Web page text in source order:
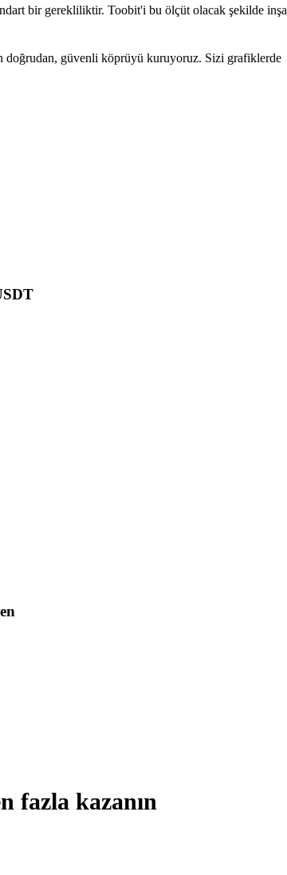
bir gerekliliktir. Toobit'i bu ölçüt olacak şekilde inşa
doğrudan, güvenli köprüyü kuruyoruz. Sizi grafiklerde
fazla kazanın